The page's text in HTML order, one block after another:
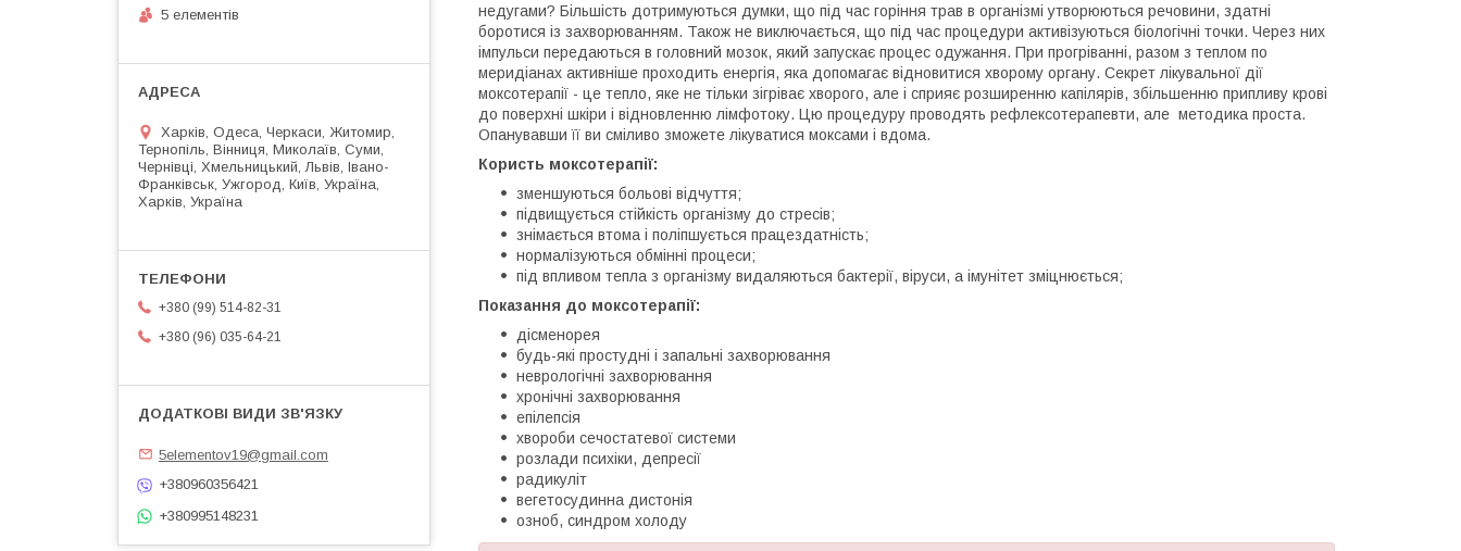
недугами? Більшість дотримуються думки, що під час горіння трав в організмі утворюються речовини, здатні
боротися із захворюванням. Також не виключається, що під час процедури активізуються біологічні точки. Через них
імпульси передаються в головний мозок, який запускає процес одужання. При прогріванні, разом з теплом по
меридіанах активніше проходить енергія, яка допомагає відновитися хворому органу. Секрет лікувальної дії
моксотерапії - це тепло, яке не тільки зігріває хворого, але і сприяє розширенню капілярів, збільшенню припливу крові
до поверхні шкіри і відновленню лімфотоку. Цю процедуру проводять рефлексотерапевти, але методика проста.
Опанувавши її ви сміливо зможете лікуватися моксами і вдома.
Користь моксотерапії:
зменшуються больові відчуття;
підвищується стійкість організму до стресів;
знімається втома і поліпшується працездатність;
нормалізуються обмінні процеси;
під впливом тепла з організму видаляються бактерії, віруси, а імунітет зміцнюється;
Показання до моксотерапії:
дісменорея
будь-які простудні і запальні захворювання
неврологічні захворювання
хронічні захворювання
епілепсія
хвороби сечостатевої системи
розлади психіки, депресії
радикуліт
вегетосудинна дистонія
озноб, синдром холоду
5 елементів
Харків, Одеса, Черкаси, Житомир,
Тернопіль, Вінниця, Миколаїв, Суми,
Чернівці, Хмельницький, Львів, Івано-
Франківськ, Ужгород, Київ, Україна,
Харків, Україна
+380 (99) 514-82-31
+380 (96) 035-64-21
5elementov19@gmail.com
+380960356421
+380995148231